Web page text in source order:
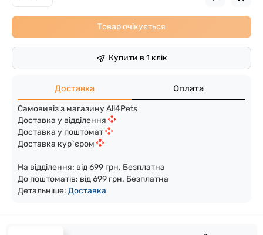
Товар очікується
Купити в 1 клік
Доставка Оплата
Самовивіз з магазину All4Pets
Доставка у відділення
Доставка у поштомат
Доставка кур`єром
На відділення: від 699 грн. Безплатна
До поштоматів: від 699 грн. Безплатна
Детальніше: Доставка